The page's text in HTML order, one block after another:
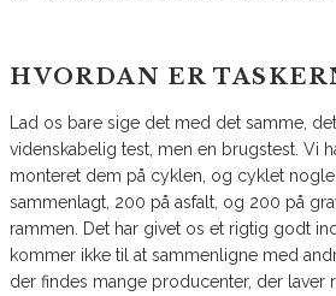
HVORDAN ER
Lad os bare sige det med det samme,
videnskabelig test, men en brugstest. Vi
monteret dem på cyklen, og cyklet
sammenlagt, 200 på asfalt, og 200 på
rammen. Det har givet os et rigtig godt
kommer ikke til at sammenligne med
der findes mange producenter, der laver